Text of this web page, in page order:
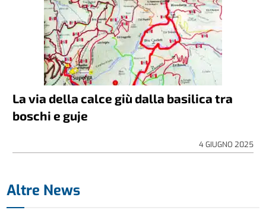
La via della calce giù dalla basilica tra
boschi e guje
4 GIUGNO 2025
Altre News